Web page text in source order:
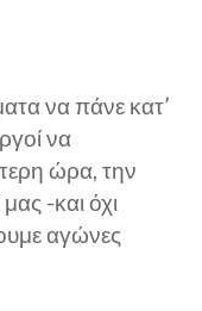
να πάνε κατ’
να
ώρα, την
-και όχι
αγώνες